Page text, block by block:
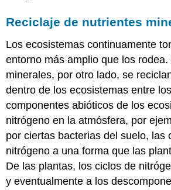
Reciclaje de nutrientes
Los ecosistemas continuamente
entorno más amplio que los
minerales, por otro lado, se
dentro de los ecosistemas entre
componentes abióticos de los
nitrógeno en la atmósfera, por
por ciertas bacterias del suelo, las
nitrógeno a una forma que las
De las plantas, los ciclos de
y eventualmente a los